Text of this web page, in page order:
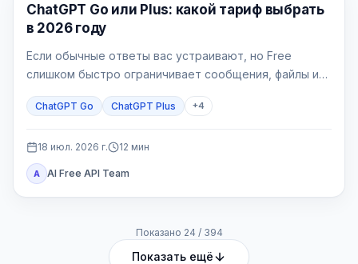
ChatGPT
ChatGPT Go или Plus: какой тариф выбрать
в 2026 году
Если обычные ответы вас устраивают, но Free
слишком быстро ограничивает сообщения, файлы или
конкретная рабочая задача упирается в более
Codex или другой доступ Plus.
ChatGPT Go ChatGPT Plus +4
18 июл. 2026 г. 12 мин
A AI Free API Team
Показано 24 / 394
Показать ещё